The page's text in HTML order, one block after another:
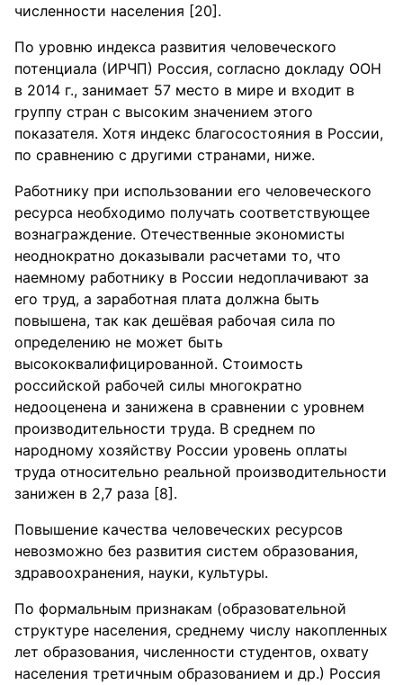
численности населения [20].
По уровню индекса развития человеческого
потенциала (ИРЧП) Россия, согласно докладу ООН
в 2014 г., занимает 57 место в мире и входит в
группу стран с высоким значением этого
показателя. Хотя индекс благосостояния в России,
по сравнению с другими странами, ниже.
Работнику при использовании его человеческого
ресурса необходимо получать соответствующее
вознаграждение. Отечественные экономисты
неоднократно доказывали расчетами то, что
наемному работнику в России недоплачивают за
его труд, а заработная плата должна быть
повышена, так как дешёвая рабочая сила по
определению не может быть
высококвалифицированной. Стоимость
российской рабочей силы многократно
недооценена и занижена в сравнении с уровнем
производительности труда. В среднем по
народному хозяйству России уровень оплаты
труда относительно реальной производительности
занижен в 2,7 раза [8].
Повышение качества человеческих ресурсов
невозможно без развития систем образования,
здравоохранения, науки, культуры.
По формальным признакам (образовательной
структуре населения, среднему числу накопленных
лет образования, численности студентов, охвату
населения третичным образованием и др.) Россия